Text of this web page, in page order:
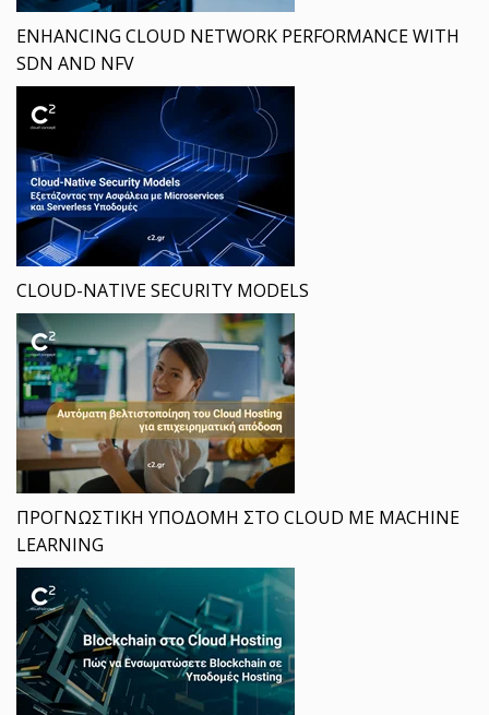
ENHANCING CLOUD NETWORK PERFORMANCE WITH
SDN AND NFV
CLOUD-NATIVE SECURITY MODELS
ΠΡΟΓΝΩΣΤΙΚΗ ΥΠΟΔΟΜΗ ΣΤΟ CLOUD ΜΕ MACHINE
LEARNING